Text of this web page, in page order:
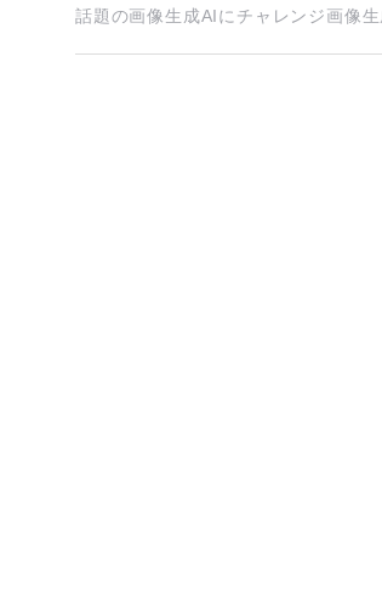
話題の画像生成AIにチャレンジ画像